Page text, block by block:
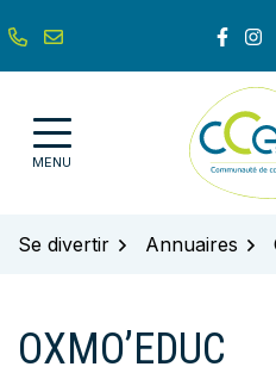
au
contenu
Lien
MENU
Se divertir Annuaires
OXMO’EDUC